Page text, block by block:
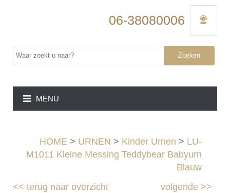
06-38080006
Zoeken
MENU
HOME > URNEN > Kinder Urnen > LU-
M1011 Kleine Messing Teddybear Babyurn
Blauw
<<terug naar overzicht volgende>>